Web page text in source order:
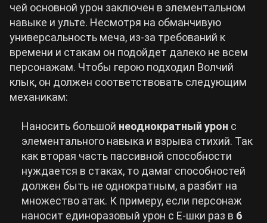
чей основной урон заключен в элементальном
навыке и ульте. Несмотря на обманчивую
универсальность меча, из-за требований к
времени и стакам он подойдет далеко не всем
персонажам. Чтобы герою подходил Волчий
клык, он должен соответствовать следующим
механикам:
Наносить большой неоднократный урон с
элементального навыка и взрыва стихий. Так
как вторая часть пассивной способности
нуждается в стаках, то дамаг способностей
должен быть не однократным, а разбит на
множество атак. К примеру, если персонаж
наносит единоразовый урон с Е-шки раз в 6